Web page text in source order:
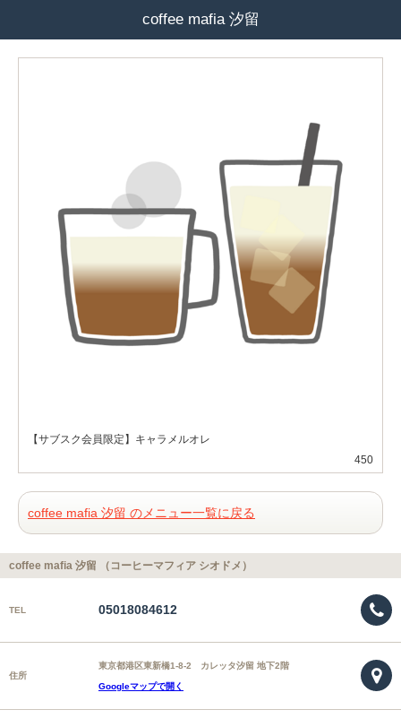
coffee mafia 汐留
【サブスク会員限定】キャラメルオレ
450
coffee mafia 汐留 のメニュー一覧に戻る
coffee mafia 汐留 （コーヒーマフィア シオドメ）
TEL 05018084612
住所
東京都港区東新橋1-8-2 カレッタ汐留 地下2階
Googleマップで開く